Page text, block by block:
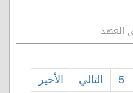
العهد
5 التالي الأخير